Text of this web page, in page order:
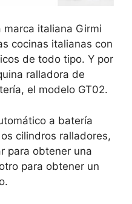
marca italiana Girmi
cocinas italianas con
de todo tipo. Y por
ralladora de
el modelo GT02.
a batería
cilindros ralladores,
para obtener una
para obtener un